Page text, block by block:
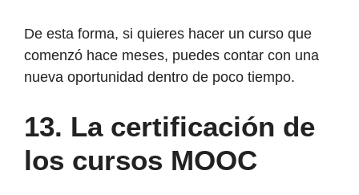
De esta forma, si quieres hacer un curso que
comenzó hace meses, puedes contar con una
nueva oportunidad dentro de poco tiempo.
13. La certificación de
los cursos MOOC